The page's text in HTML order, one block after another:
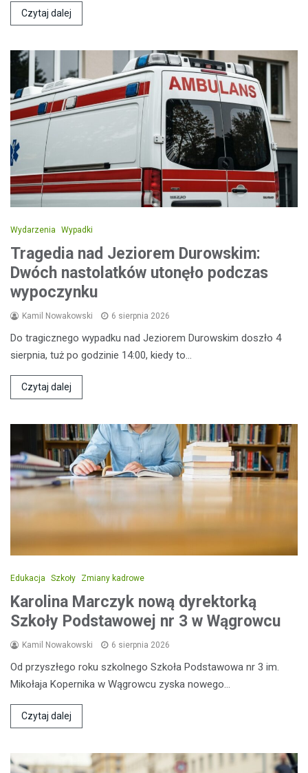
Czytaj dalej
Wydarzenia Wypadki
Tragedia nad Jeziorem Durowskim:
Dwóch nastolatków utonęło podczas
wypoczynku
Kamil Nowakowski 6 sierpnia 2026
Do tragicznego wypadku nad Jeziorem Durowskim doszło 4
sierpnia, tuż po godzinie 14:00, kiedy to…
Czytaj dalej
Edukacja Szkoły Zmiany kadrowe
Karolina Marczyk nową dyrektorką
Szkoły Podstawowej nr 3 w Wągrowcu
Kamil Nowakowski 6 sierpnia 2026
Od przyszłego roku szkolnego Szkoła Podstawowa nr 3 im.
Mikołaja Kopernika w Wągrowcu zyska nowego…
Czytaj dalej